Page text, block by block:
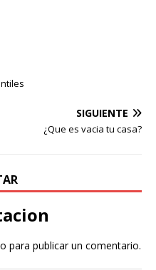
SIGUIENTE
¿Que es vacia tu casa?
para publicar un comentario.